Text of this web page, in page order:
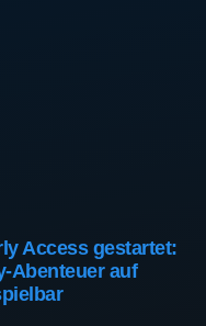
Access gestartet:
Abenteuer auf